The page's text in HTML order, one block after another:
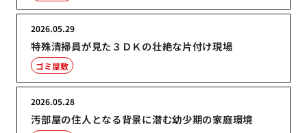
特殊清掃員が見た３ＤＫの壮絶な片付け現場
2026.05.29
ゴミ屋敷
汚部屋の住人となる背景に潜む幼少期の家庭環境
2026.05.28